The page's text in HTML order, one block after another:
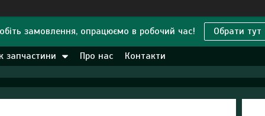
замовлення, опрацюємо в робочий час! Обрати тут
запчастини Про нас Контакти